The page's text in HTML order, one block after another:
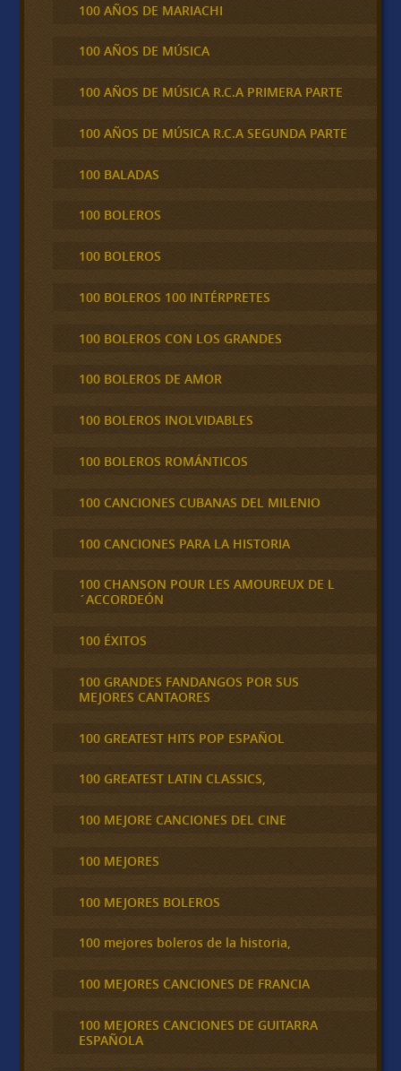
100 AÑOS DE MARIACHI
100 AÑOS DE MÚSICA
100 AÑOS DE MÚSICA R.C.A PRIMERA PARTE
100 AÑOS DE MÚSICA R.C.A SEGUNDA PARTE
100 BALADAS
100 BOLEROS
100 BOLEROS
100 BOLEROS 100 INTÉRPRETES
100 BOLEROS CON LOS GRANDES
100 BOLEROS DE AMOR
100 BOLEROS INOLVIDABLES
100 BOLEROS ROMÁNTICOS
100 CANCIONES CUBANAS DEL MILENIO
100 CANCIONES PARA LA HISTORIA
100 CHANSON POUR LES AMOUREUX DE L
´ACCORDEÓN
100 ÉXITOS
100 GRANDES FANDANGOS POR SUS
MEJORES CANTAORES
100 GREATEST HITS POP ESPAÑOL
100 GREATEST LATIN CLASSICS,
100 MEJORE CANCIONES DEL CINE
100 MEJORES
100 MEJORES BOLEROS
100 mejores boleros de la historia,
100 MEJORES CANCIONES DE FRANCIA
100 MEJORES CANCIONES DE GUITARRA
ESPAÑOLA